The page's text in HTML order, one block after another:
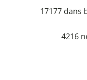
17177 dans
4216